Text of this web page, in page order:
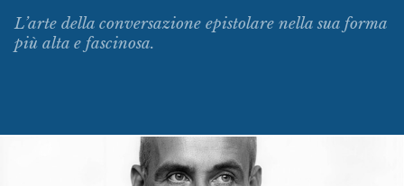
L’arte della conversazione epistolare nella sua forma
più alta e fascinosa.